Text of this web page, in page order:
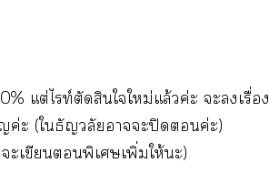
แต่ไท์ตัดสินใใหม่แล้วค่ะ ะเรื่อง
ะ (ใธัญวลัยาะปิดค่ะ)
ะเขียนพิเศษเพิ่มให้ะ)